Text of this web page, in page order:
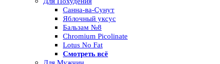
Санна-ва-Сунут
Яблочный уксус
Бальзам №8
Chromium Picolinate
Lotus No Fat
Смотреть всё